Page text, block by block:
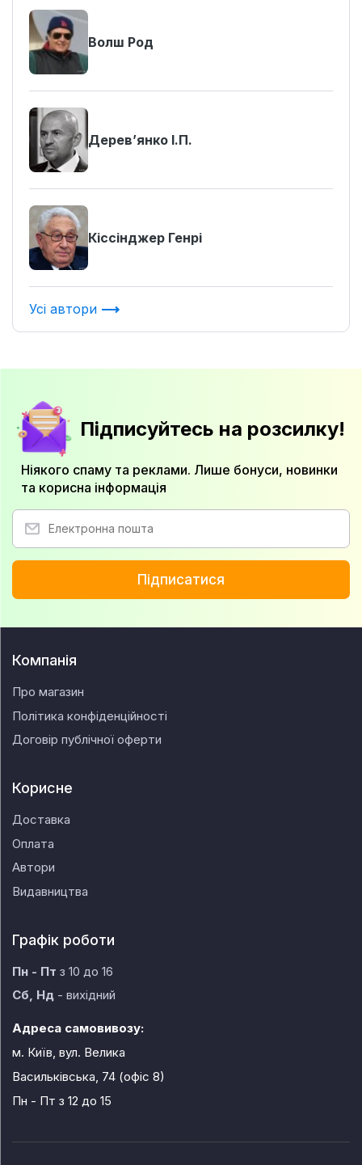
Волш Род
Деревʼянко І.П.
Кіссінджер Генрі
Усі автори
Підписуйтесь на розсилку!
Ніякого спаму та реклами. Лише бонуси, новинки
та корисна інформація
Підписатися
Компанія
Про магазин
Політика конфіденційності
Договір публічної оферти
Корисне
Доставка
Оплата
Автори
Видавництва
Графік роботи
Пн - Пт з 10 до 16
Сб, Нд - вихідний
Адреса самовивозу:
м. Київ, вул. Велика
Васильківська, 74 (офіс 8)
Пн - Пт з 12 до 15